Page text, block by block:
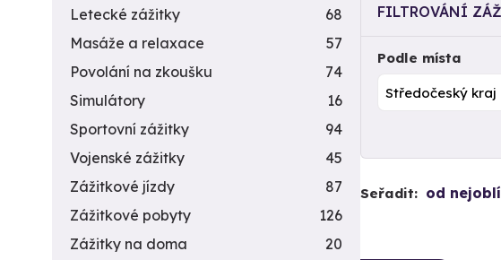
FILTROVÁNÍ
Podle místa
Seřadit: od
Letecké zážitky
68
Masáže a relaxace
57
Povolání na zkoušku
74
Simulátory
16
Sportovní zážitky
94
Vojenské zážitky
45
Zážitkové jízdy
87
Zážitkové pobyty
126
Zážitky na doma
20